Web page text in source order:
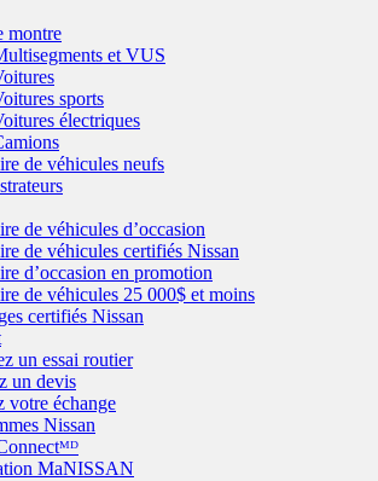
montre
et VUS
sports
électriques
de véhicules neufs
de véhicules d’occasion
de véhicules certifiés Nissan
d’occasion en promotion
de véhicules 25 000$ et moins
certifiés Nissan
un essai routier
un devis
votre échange
Nissan
MaNISSAN